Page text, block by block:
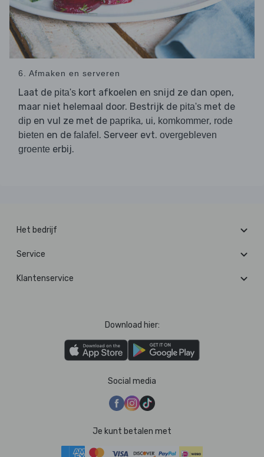
6. Afmaken en serveren
Laat de pita's kort afkoelen en snijd ze dan open,
maar niet helemaal door. Bestrijk de pita's met de
dip en vul ze met de paprika, ui, komkommer, rode
bieten en de falafel . Serveer evt. overgebleven
groente erbij.
Het bedrijf
Service
Klantenservice
Download hier:
Social media
Je kunt betalen met